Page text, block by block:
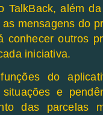
TalkBack, além
mensagens do
conhecer outros
iniciativa.
do
e
das parcelas